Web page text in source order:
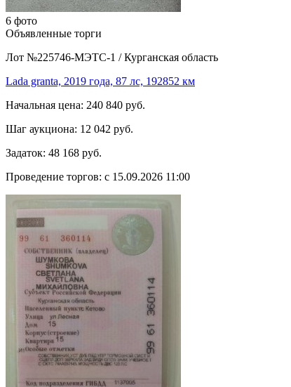
6 фото
Объявленные торги
Лот №225746-МЭТС-1 / Курганская область
Lada granta, 2019 года, 87 лс, 192852 км
Начальная цена: 240 840 руб.
Шаг аукциона: 12 042 руб.
Задаток: 48 168 руб.
Проведение торгов: с 15.09.2026 11:00